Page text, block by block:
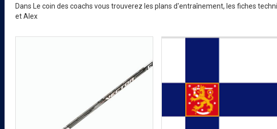
Dans Le coin des coachs vous trouverez les plans d'entraînement, les fiches
et Alex